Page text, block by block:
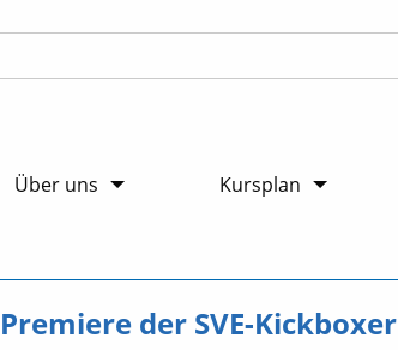
Über uns Kursplan
der SVE-Kickboxer